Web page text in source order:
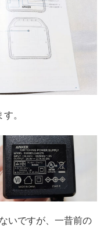
。
いですが、一昔前の